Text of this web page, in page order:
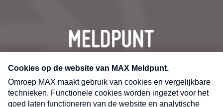
CONTACT